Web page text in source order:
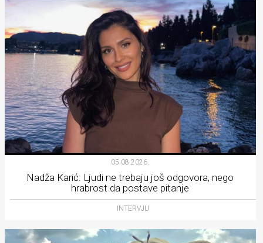
05.08.2026.
Nadža Karić: Ljudi ne trebaju još odgovora, nego
hrabrost da postave pitanje
INTERVJU